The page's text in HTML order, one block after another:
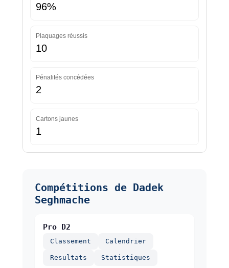
96%
Plaquages réussis
10
Pénalités concédées
2
Cartons jaunes
1
Compétitions de Dadek
Seghmache
Pro D2
Classement Calendrier
Resultats Statistiques